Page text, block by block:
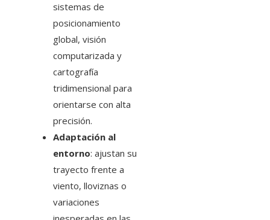
sistemas de
posicionamiento
global, visión
computarizada y
cartografía
tridimensional para
orientarse con alta
precisión.
Adaptación al
entorno: ajustan su
trayecto frente a
viento, lloviznas o
variaciones